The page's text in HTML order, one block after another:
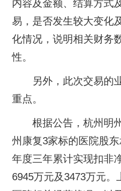
内容及金额、结算方式
易，是否发生较大变化
化情况，说明相关财务
性。
另外，此次交易的
重点。
根据公告，杭州明
州康复3家标的医院股
年度三年累计实现扣非
6945万元及3473万元